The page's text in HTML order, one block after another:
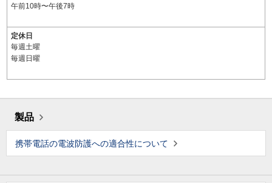
午前10時〜午後7時
定休日
毎週土曜
毎週日曜
製品
携帯電話の電波防護への適合性について